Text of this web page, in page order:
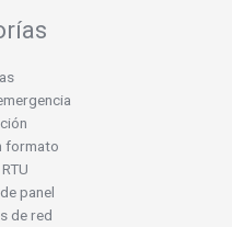
formato
panel
de red